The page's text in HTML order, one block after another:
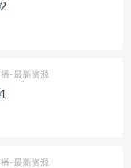
-最新资源
-最新资源